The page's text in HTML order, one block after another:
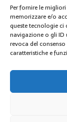
Per fornire le
memorizzare e/o
queste tecnologie
navigazione o gli ID
revoca del
caratteristiche e
LA